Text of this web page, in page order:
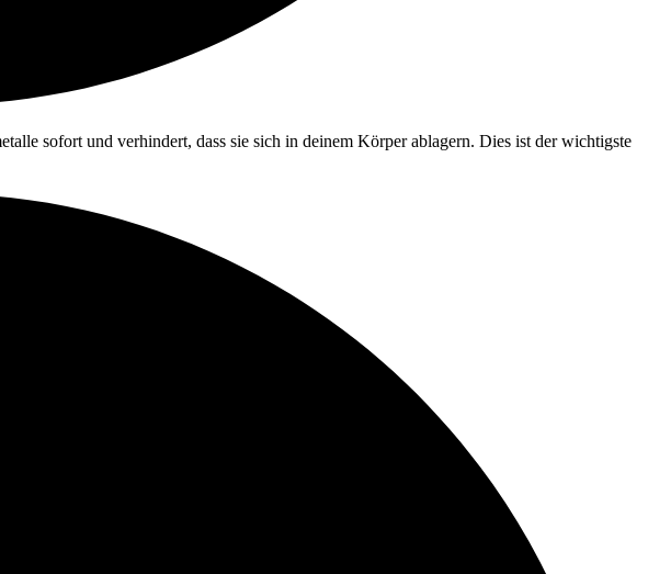
sofort und verhindert, dass sie sich in deinem Körper ablagern. Dies ist der wichtigste